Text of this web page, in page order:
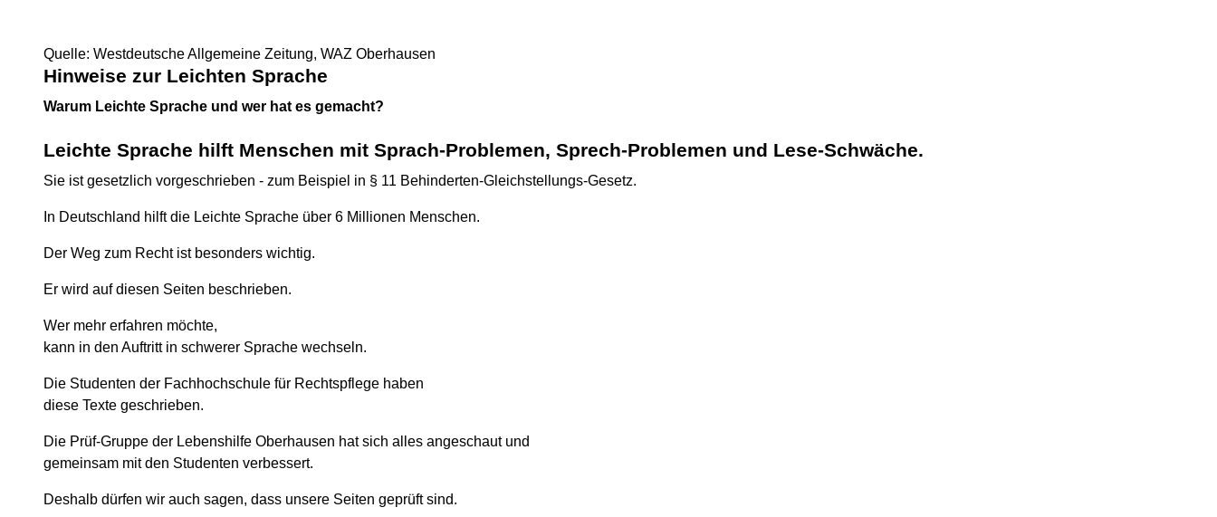
Quelle: Westdeutsche Allgemeine Zeitung, WAZ Oberhausen
Hinweise zur Leichten Sprache
Warum Leichte Sprache und wer hat es gemacht?
Leichte Sprache hilft Menschen mit Sprach-Problemen, Sprech-Problemen und Lese-Schwäche.
Sie ist gesetzlich vorgeschrieben - zum Beispiel in § 11 Behinderten-Gleichstellungs-Gesetz.
In Deutschland hilft die Leichte Sprache über 6 Millionen Menschen.
Der Weg zum Recht ist besonders wichtig.
Er wird auf diesen Seiten beschrieben.
Wer mehr erfahren möchte,
kann in den Auftritt in schwerer Sprache wechseln.
Die Studenten der Fachhochschule für Rechtspflege haben
diese Texte geschrieben.
Die Prüf-Gruppe der Lebenshilfe Oberhausen hat sich alles angeschaut und
gemeinsam mit den Studenten verbessert.
Deshalb dürfen wir auch sagen, dass unsere Seiten geprüft sind.